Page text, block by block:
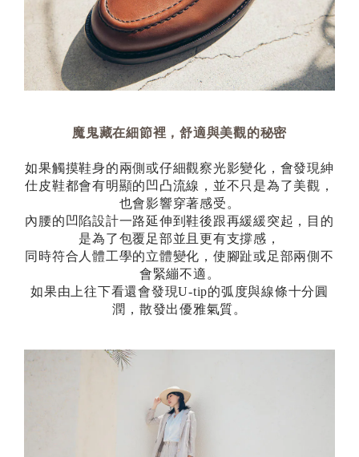
魔鬼藏在細節裡，舒適與美觀的秘密
如果觸摸鞋身的兩側或仔細觀察光影變化，會發現紳
仕皮鞋都會有明顯的凹凸流線，並不只是為了美觀，
也會影響穿著感受。
內腰的凹陷設計一路延伸到鞋後跟再緩緩突起，目的
是為了包覆足部並且更有支撐感，
同時符合人體工學的立體變化，使腳趾或足部兩側不
會緊繃不適。
如果由上往下看還會發現U-tip的弧度與線條十分圓
潤，散發出優雅氣質。